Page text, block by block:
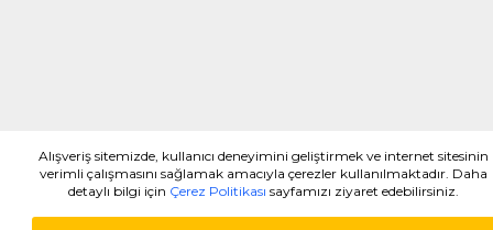
Alışveriş sitemizde, kullanıcı deneyimini geliştirmek ve internet sitesinin
verimli çalışmasını sağlamak amacıyla çerezler kullanılmaktadır. Daha
detaylı bilgi için Çerez Politikası sayfamızı ziyaret edebilirsiniz.